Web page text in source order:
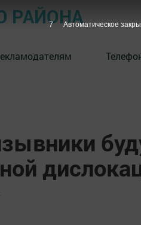
РАЙОНА
5 Автоматическое